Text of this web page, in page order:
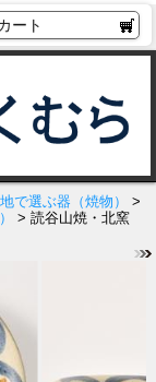
ート
で選ぶ器（焼物）
>
> 読谷山焼・北窯